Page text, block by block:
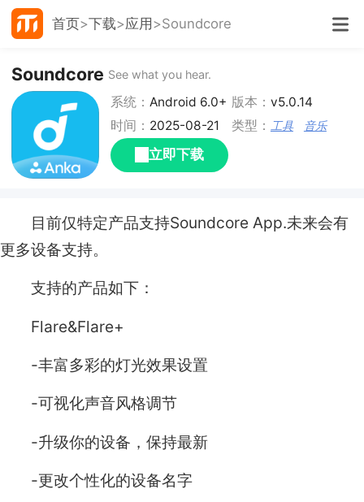
首页 下载 应用 Soundcore
Soundcore See what you hear.
系统：Android 6.0+ 版本： v5.0.14
时间： 2025-08-21 类型： 工具 音乐
立即下载
目前仅特定产品支持Soundcore App.未来会有
更多设备支持。
支持的产品如下：
Flare&Flare+
-丰富多彩的灯光效果设置
-可视化声音风格调节
-升级你的设备，保持最新
-更改个性化的设备名字